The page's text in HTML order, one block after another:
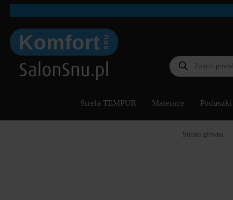
Wyszukiwarka
produktów
Strefa TEMPUR Materace Poduszki
Strona główna